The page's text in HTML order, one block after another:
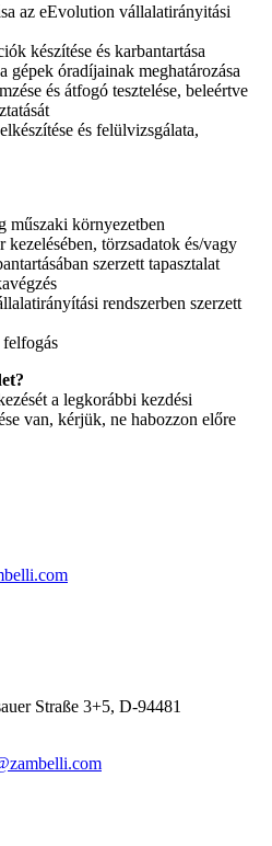
az eEvolution vállalatirányitási
készítése és karbantartása
gépek óradíjainak meghatározása
és átfogó tesztelése, beleértve
és felülvizsgálata,
műszaki környezetben
törzsadatok és/vagy
szerzett tapasztalat
rendszerben szerzett
a legkorábbi kezdési
van, kérjük, ne habozzon előre
Straße 3+5, D-94481